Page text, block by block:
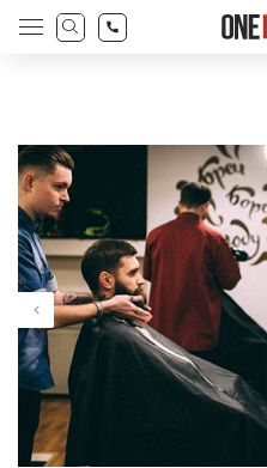
Поиск
товаров